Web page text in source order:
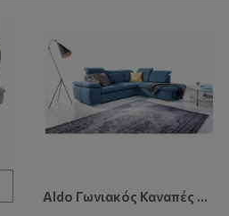
Aldo Γωνιακός Καναπές Με Κρεβάτι Και Αποθηκευτικό Χώρο